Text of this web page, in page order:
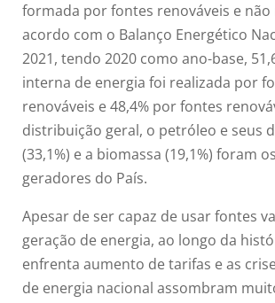
formada por fontes renováveis e não
acordo com o Balanço Energético
2021, tendo 2020 como ano-base,
interna de energia foi realizada por
renováveis e 48,4% por fontes
distribuição geral, o petróleo e seus
(33,1%) e a biomassa (19,1%) foram
geradores do País.
Apesar de ser capaz de usar fontes
geração de energia, ao longo da
enfrenta aumento de tarifas e as
de energia nacional assombram